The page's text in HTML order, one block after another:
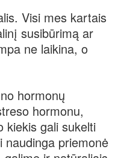
Visi mes kartais
susibūrimą ar
ne laikina, o
hormonų
hormonu,
kiekis gali sukelti
naudinga priemonė